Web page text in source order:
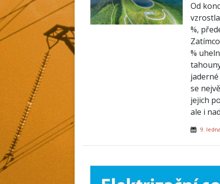
Od
%,
%
se
jejich
ale i
9.